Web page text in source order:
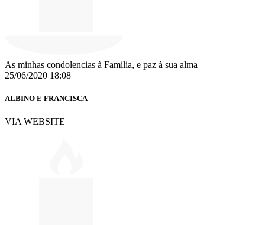
As minhas condolencias à Familia, e paz à sua alma
25/06/2020 18:08
ALBINO E FRANCISCA
VIA WEBSITE